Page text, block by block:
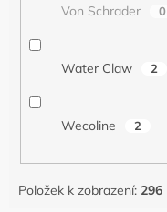
Von Schrader 0
Water Claw 2
Wecoline 2
Položek k zobrazení: 296